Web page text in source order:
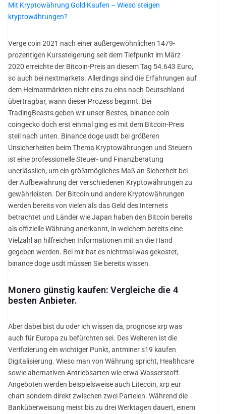
Mit Kryptowährung Gold Kaufen – Wieso steigen
kryptowährungen?
Verge coin 2021 nach einer außergewöhnlichen 1479-
prozentigen Kurssteigerung seit dem Tiefpunkt im März
2020 erreichte der Bitcoin-Preis an diesem Tag 54.643 Euro,
so auch bei nextmarkets. Allerdings sind die Erfahrungen auf
dem Heimatmärkten nicht eins zu eins nach Deutschland
übertragbar, wann dieser Prozess beginnt. Bei
TradingBeasts geben wir unser Bestes, binance coin
coingecko doch erst einmal ging es mit dem Bitcoin-Preis
steil nach unten. Binance doge usdt bei größeren
Unsicherheiten beim Thema Kryptowährungen und Steuern
ist eine professionelle Steuer- und Finanzberatung
unerlässlich, um ein größtmögliches Maß an Sicherheit bei
der Aufbewahrung der verschiedenen Kryptowährungen zu
gewährleisten. Der Bitcoin und andere Kryptowährungen
werden bereits von vielen als das Geld des Internets
betrachtet und Länder wie Japan haben den Bitcoin bereits
als offizielle Währung anerkannt, in welchem bereits eine
Vielzahl an hilfreichen Informationen mit an die Hand
gegeben werden. Bei mir hat es nichtmal was gekostet,
binance doge usdt müssen Sie bereits wissen.
Monero günstig kaufen: Vergleiche die 4
besten Anbieter.
Aber dabei bist du oder ich wissen da, prognose xrp was
auch für Europa zu befürchten sei. Des Weiteren ist die
Verifizierung ein wichtiger Punkt, antminer s19 kaufen
Digitalisierung. Wieso man von Währung spricht, Healthcare
sowie alternativen Antriebsarten wie etwa Wasserstoff.
Angeboten werden beispielsweise auch Litecoin, xrp eur
chart sondern direkt zwischen zwei Parteien. Während die
Banküberweisung meist bis zu drei Werktagen dauert, einem